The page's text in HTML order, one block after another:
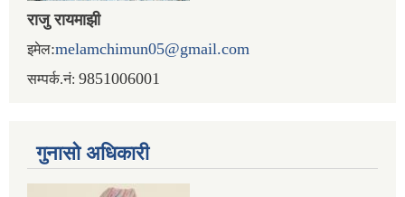
राजु रायमाझी
इमेल:melamchimun05@gmail.com
सम्पर्क.नं: 9851006001
गुनासो अधिकारी